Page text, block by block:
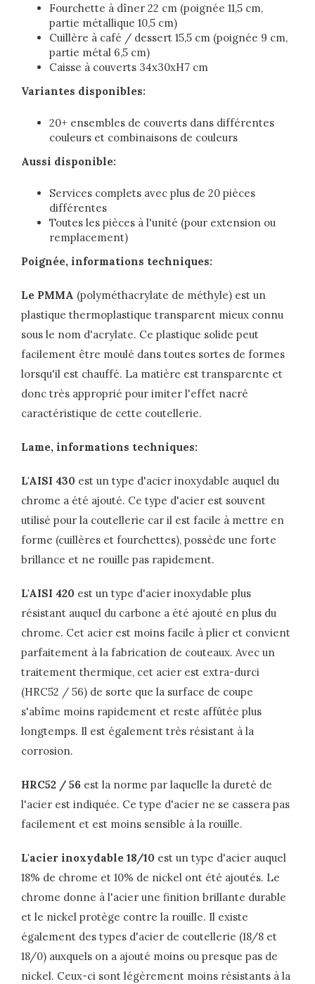
Fourchette à dîner 22 cm (poignée 11,5 cm,
partie métallique 10,5 cm)
Cuillère à café / dessert 15,5 cm (poignée 9 cm,
partie métal 6,5 cm)
Caisse à couverts 34x30xH7 cm
Variantes disponibles:
20+ ensembles de couverts dans différentes
couleurs et combinaisons de couleurs
Aussi disponible:
Services complets avec plus de 20 pièces
différentes
Toutes les pièces à l'unité (pour extension ou
remplacement)
Poignée, informations techniques:
Le PMMA (polyméthacrylate de méthyle) est un
plastique thermoplastique transparent mieux connu
sous le nom d'acrylate. Ce plastique solide peut
facilement être moulé dans toutes sortes de formes
lorsqu'il est chauffé. La matière est transparente et
donc très approprié pour imiter l'effet nacré
caractéristique de cette coutellerie.
Lame, informations techniques:
L'AISI 430 est un type d'acier inoxydable auquel du
chrome a été ajouté. Ce type d'acier est souvent
utilisé pour la coutellerie car il est facile à mettre en
forme (cuillères et fourchettes), possède une forte
brillance et ne rouille pas rapidement.
L'AISI 420 est un type d'acier inoxydable plus
résistant auquel du carbone a été ajouté en plus du
chrome. Cet acier est moins facile à plier et convient
parfaitement à la fabrication de couteaux. Avec un
traitement thermique, cet acier est extra-durci
(HRC52 / 56) de sorte que la surface de coupe
s'abîme moins rapidement et reste affûtée plus
longtemps. Il est également très résistant à la
corrosion.
HRC52 / 56 est la norme par laquelle la dureté de
l'acier est indiquée. Ce type d'acier ne se cassera pas
facilement et est moins sensible à la rouille.
L'acier inoxydable 18/10 est un type d'acier auquel
18% de chrome et 10% de nickel ont été ajoutés. Le
chrome donne à l'acier une finition brillante durable
et le nickel protège contre la rouille. Il existe
également des types d'acier de coutellerie (18/8 et
18/0) auxquels on a ajouté moins ou presque pas de
nickel. Ceux-ci sont légèrement moins résistants à la